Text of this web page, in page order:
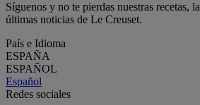
Síguenos y no te pierdas nuestras recetas,
últimas noticias de Le Creuset.
País e Idioma
ESPAÑA
ESPAÑOL
Español
Redes sociales